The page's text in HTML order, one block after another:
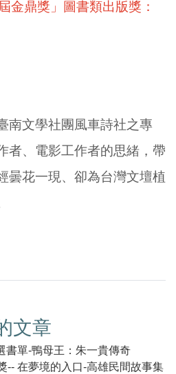
金鼎獎」圖書類出版獎：
南文學社團風車詩社之專
者、電影工作者的思緒，帶
曇花一現、卻為台灣文壇植
文章
書單-鴨母王：朱一貴傳奇
-- 在夢境的入口-高雄民間故事集